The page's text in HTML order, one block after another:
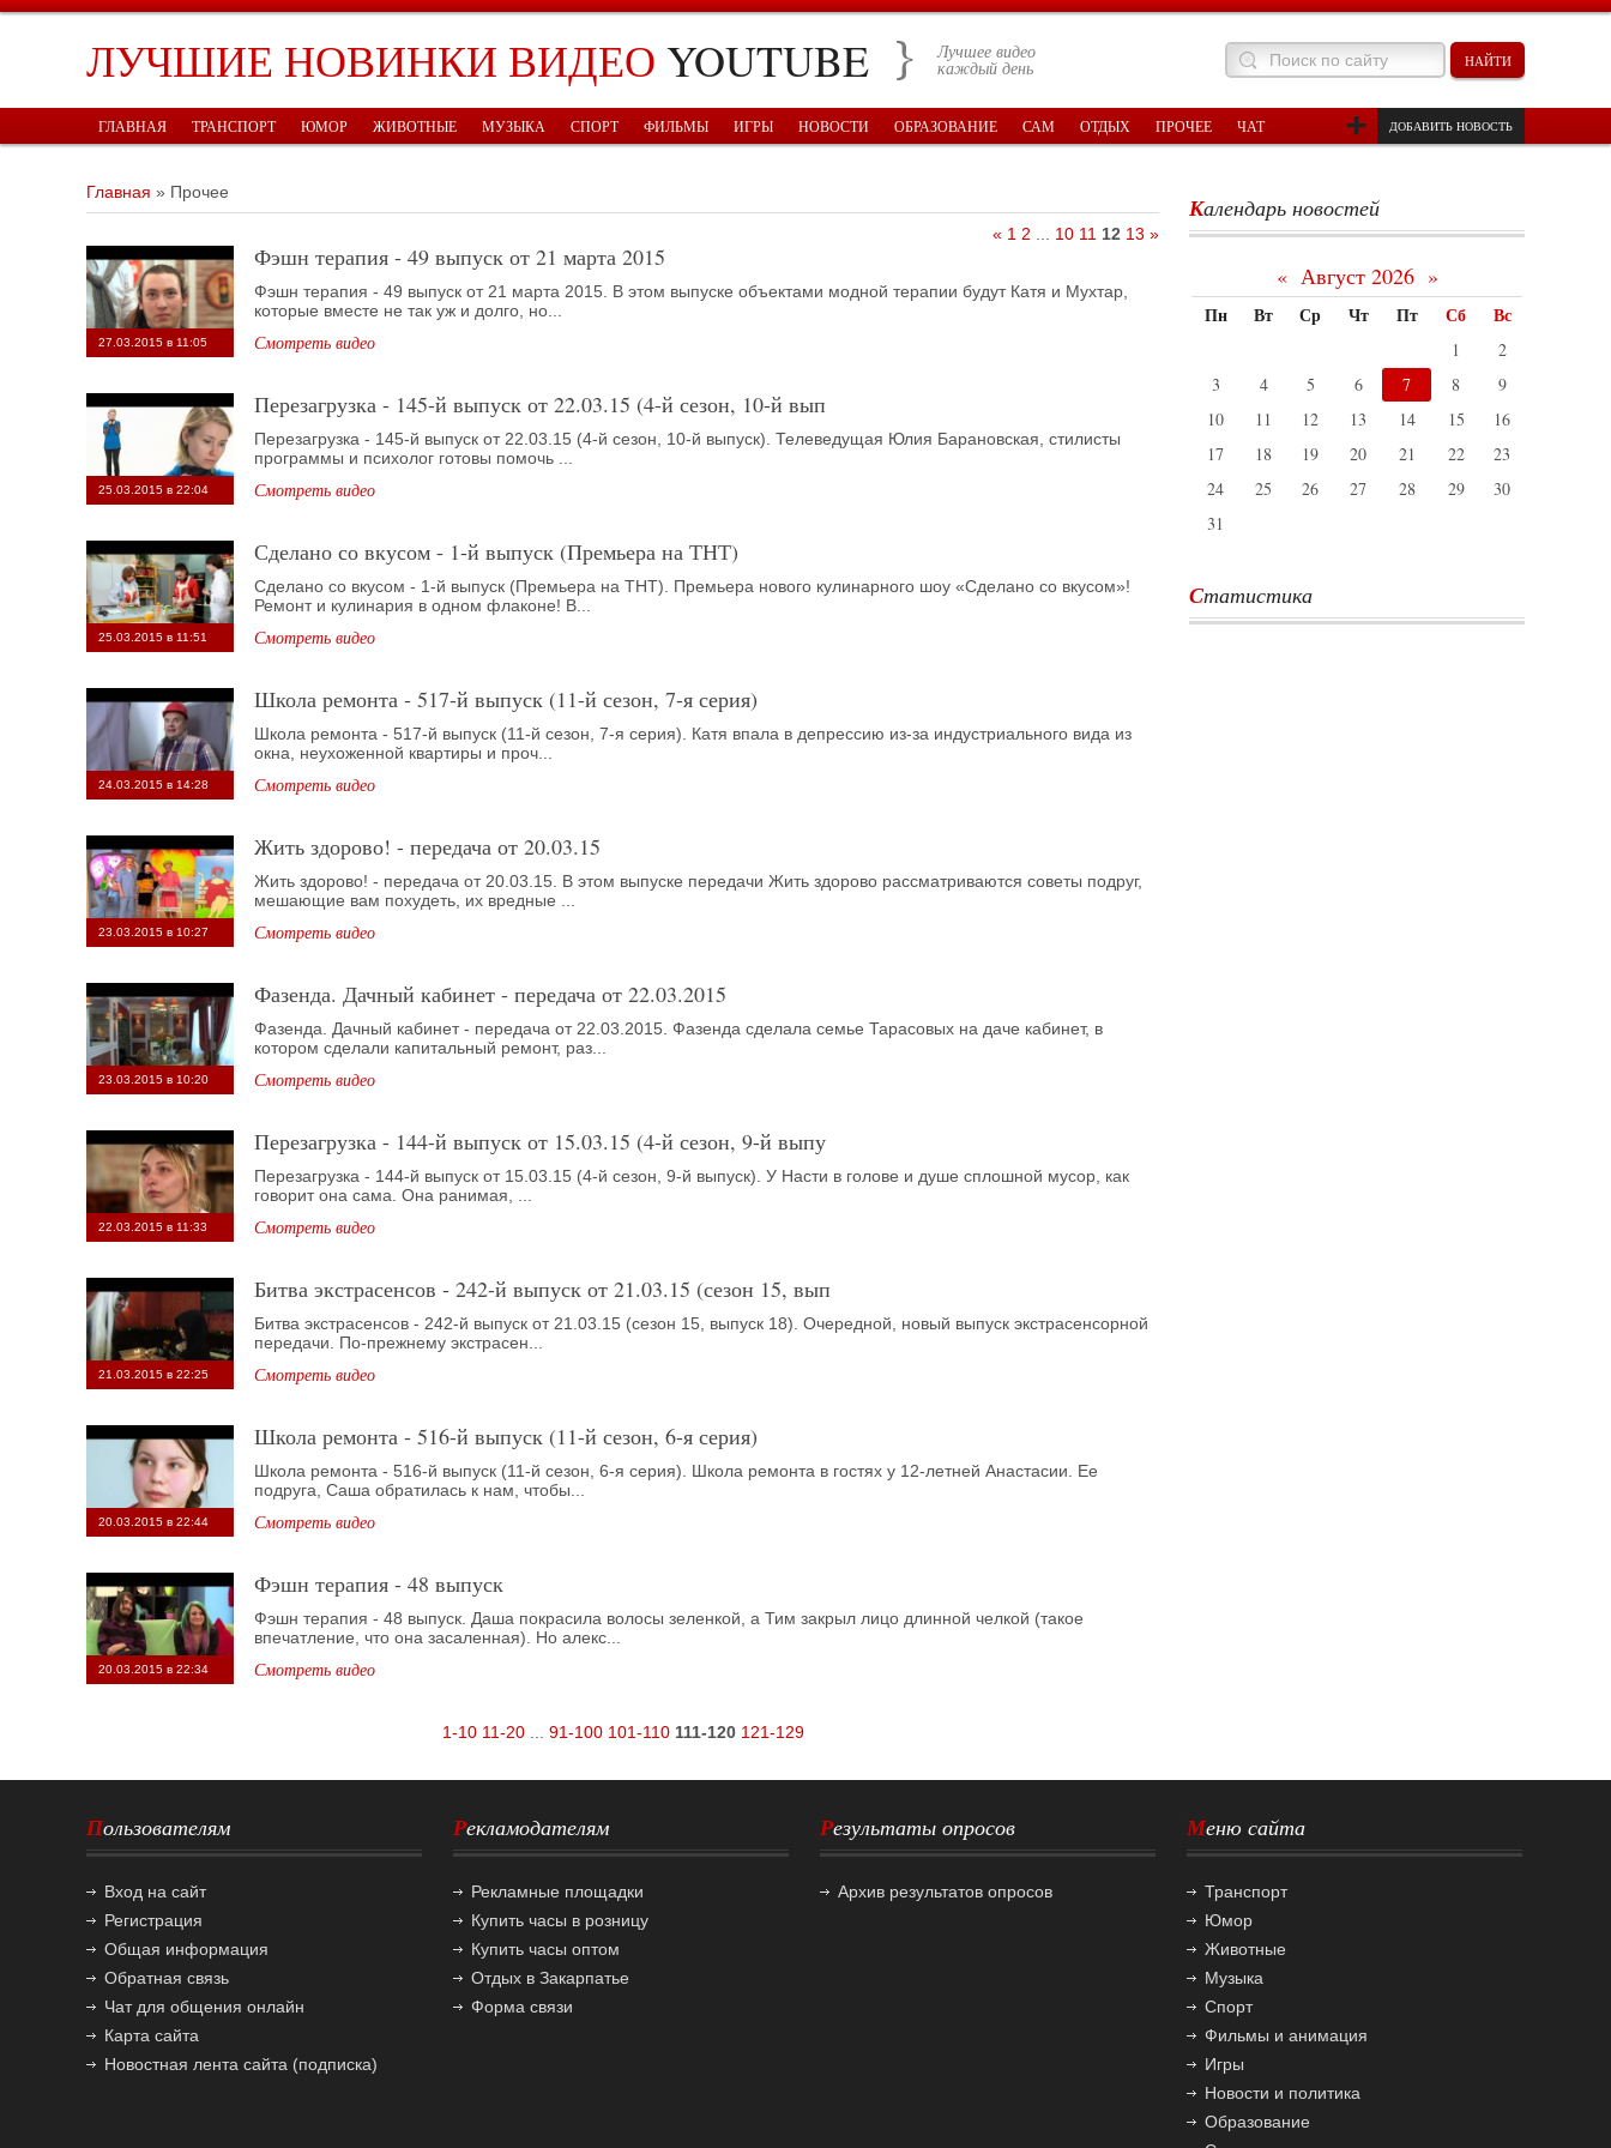
ЛУЧШИЕ НОВИНКИ ВИДЕО YOUTUBE Лучшее видео
каждый день
ГЛАВНАЯ ТРАНСПОРТ ЮМОР ЖИВОТНЫЕ МУЗЫКА СПОРТ ФИЛЬМЫ ИГРЫ НОВОСТИ ОБРАЗОВАНИЕ САМ ОТДЫХ ПРОЧЕЕ ЧАТ ДОБАВИТЬ НОВОСТЬ
Главная » Прочее
« 1 2 10 11 12 13 »
27.03.2015 в 11:05
Фэшн терапия - 49 выпуск от 21 марта 2015
Фэшн терапия - 49 выпуск от 21 марта 2015. В этом выпуске объектами модной терапии будут Катя и Мухтар,
которые вместе не так уж и долго, но...
Смотреть видео
25.03.2015 в 22:04
Перезагрузка - 145-й выпуск от 22.03.15 (4-й сезон, 10-й вып
Перезагрузка - 145-й выпуск от 22.03.15 (4-й сезон, 10-й выпуск). Телеведущая Юлия Барановская, стилисты
программы и психолог готовы помочь ...
Смотреть видео
25.03.2015 в 11:51
Сделано со вкусом - 1-й выпуск (Премьера на ТНТ)
Сделано со вкусом - 1-й выпуск (Премьера на ТНТ). Премьера нового кулинарного шоу «Сделано со вкусом»!
Ремонт и кулинария в одном флаконе! В...
Смотреть видео
24.03.2015 в 14:28
Школа ремонта - 517-й выпуск (11-й сезон, 7-я серия)
Школа ремонта - 517-й выпуск (11-й сезон, 7-я серия). Катя впала в депрессию из-за индустриального вида из
окна, неухоженной квартиры и проч...
Смотреть видео
23.03.2015 в 10:27
Жить здорово! - передача от 20.03.15
Жить здорово! - передача от 20.03.15. В этом выпуске передачи Жить здорово рассматриваются советы подруг,
мешающие вам похудеть, их вредные ...
Смотреть видео
23.03.2015 в 10:20
Фазенда. Дачный кабинет - передача от 22.03.2015
Фазенда. Дачный кабинет - передача от 22.03.2015. Фазенда сделала семье Тарасовых на даче кабинет, в
котором сделали капитальный ремонт, раз...
Смотреть видео
22.03.2015 в 11:33
Перезагрузка - 144-й выпуск от 15.03.15 (4-й сезон, 9-й выпу
Перезагрузка - 144-й выпуск от 15.03.15 (4-й сезон, 9-й выпуск). У Насти в голове и душе сплошной мусор, как
говорит она сама. Она ранимая, ...
Смотреть видео
21.03.2015 в 22:25
Битва экстрасенсов - 242-й выпуск от 21.03.15 (сезон 15, вып
Битва экстрасенсов - 242-й выпуск от 21.03.15 (сезон 15, выпуск 18). Очередной, новый выпуск экстрасенсорной
передачи. По-прежнему экстрасен...
Смотреть видео
20.03.2015 в 22:44
Школа ремонта - 516-й выпуск (11-й сезон, 6-я серия)
Школа ремонта - 516-й выпуск (11-й сезон, 6-я серия). Школа ремонта в гостях у 12-летней Анастасии. Ее
подруга, Саша обратилась к нам, чтобы...
Смотреть видео
20.03.2015 в 22:34
Фэшн терапия - 48 выпуск
Фэшн терапия - 48 выпуск. Даша покрасила волосы зеленкой, а Тим закрыл лицо длинной челкой (такое
впечатление, что она засаленная). Но алекс...
Смотреть видео
1-10 11-20 91-100 101-110 111-120 121-129
Календарь новостей
« Август 2026 »
Пн Вт Ср Чт Пт Сб Вс
1
2
3
4 5 6 7 8
9
10
11 12 13 14 15
16
17
18 19 20 21 22
23
24
25 26 27 28 29
30
31
Статистика
Пользователям
Вход на сайт
Регистрация
Общая информация
Обратная связь
Чат для общения онлайн
Карта сайта
Новостная лента сайта (подписка)
Рекламодателям
Рекламные площадки
Купить часы в розницу
Купить часы оптом
Отдых в Закарпатье
Форма связи
Результаты опросов
Архив результатов опросов
Меню сайта
Транспорт
Юмор
Животные
Музыка
Спорт
Фильмы и анимация
Игры
Новости и политика
Образование